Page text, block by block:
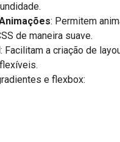
: Permitem
de maneira suave.
: Facilitam a criação de
e flexbox: